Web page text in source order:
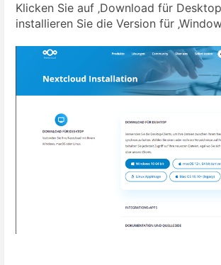
Klicken Sie auf ‚Download für
installieren Sie die Version für